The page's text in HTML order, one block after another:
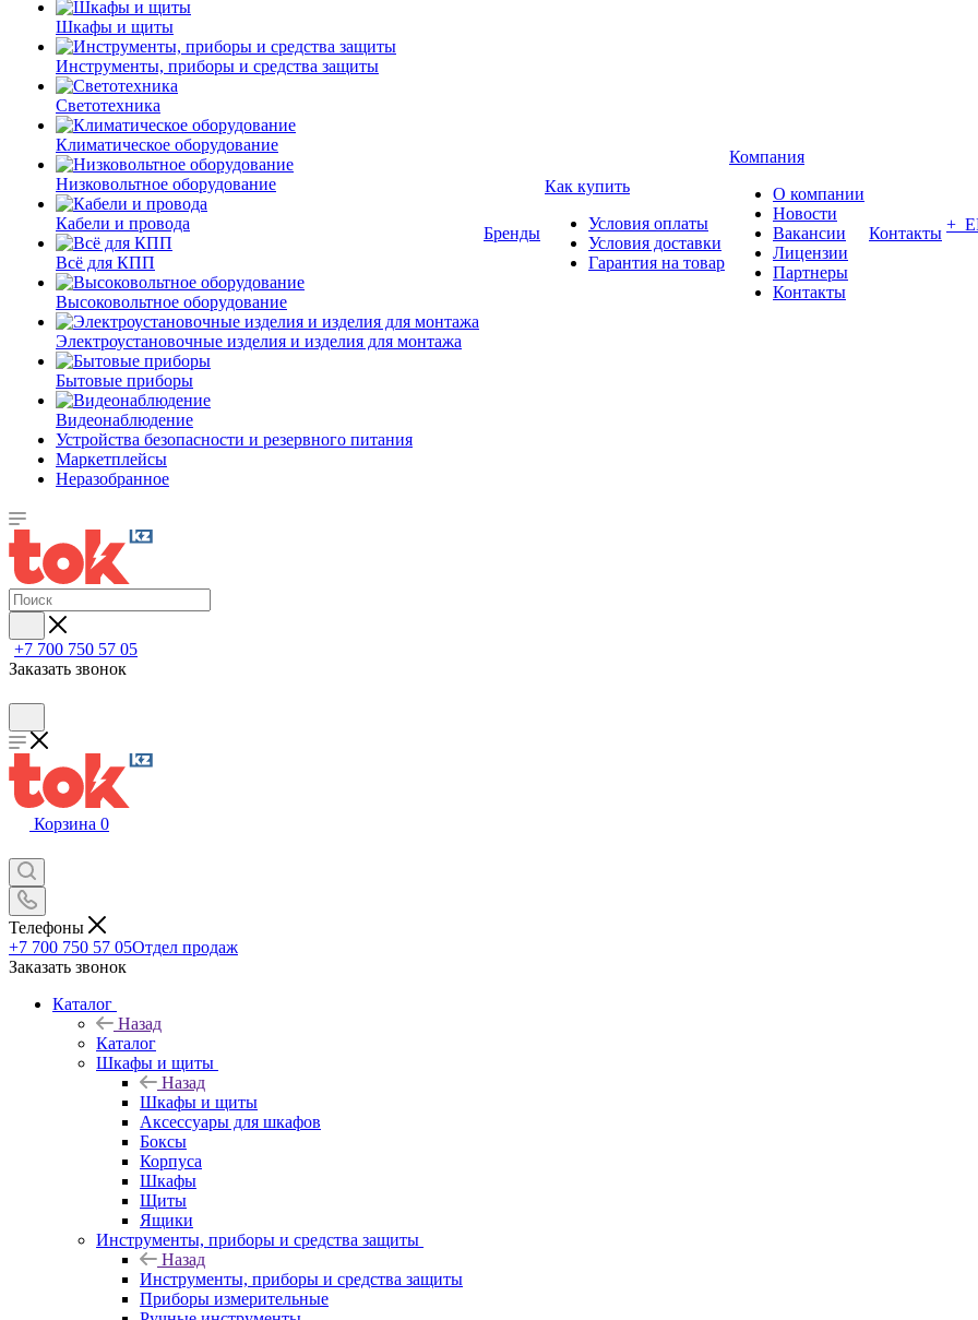
Шкафы и щиты
Инструменты, приборы и средства защиты
Светотехника
Климатическое оборудование
Низковольтное оборудование
Кабели и провода
Всё для КПП
Высоковольтное оборудование
Электроустановочные изделия и изделия для монтажа
Бытовые приборы
Видеонаблюдение
Устройства безопасности и резервного питания
Маркетплейсы
Неразобранное
Бренды
Как купить
Условия оплаты
Условия доставки
Гарантия на товар
Компания
О компании
Новости
Вакансии
Лицензии
Партнеры
Контакты
Контакты +
+7 700 750 57 05
Заказать звонок
Корзина 0
Телефоны
+7 700 750 57 05Отдел продаж
Заказать звонок
Каталог
Назад
Каталог
Шкафы и щиты
Назад
Шкафы и щиты
Аксессуары для шкафов
Боксы
Корпуса
Шкафы
Щиты
Ящики
Инструменты, приборы и средства защиты
Назад
Инструменты, приборы и средства защиты
Приборы измерительные